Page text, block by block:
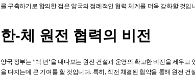
를 구축하기로 합의한 점은 양국의 정례적인 협력 체계를 더욱 강화할 것입
한-체 원전 협력의 비전
양국 정부는 *백 년*을 내다보는 원전 건설과 운영의 확고한 비전을 세우
을 다지는데 큰 기여를 할 것입니다. 특히, 직전 체결된 협약을 통해 원전